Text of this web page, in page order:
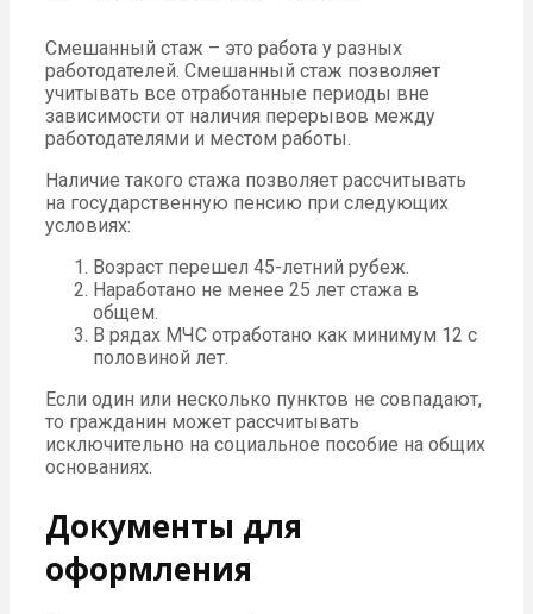
Смешанный стаж – это работа у разных
работодателей. Смешанный стаж позволяет
учитывать все отработанные периоды вне
зависимости от наличия перерывов между
работодателями и местом работы.
Наличие такого стажа позволяет рассчитывать
на государственную пенсию при следующих
условиях:
Возраст перешел 45-летний рубеж.
Наработано не менее 25 лет стажа в
общем.
В рядах МЧС отработано как минимум 12 с
половиной лет.
Если один или несколько пунктов не совпадают,
то гражданин может рассчитывать
исключительно на социальное пособие на общих
основаниях.
Документы для
оформления